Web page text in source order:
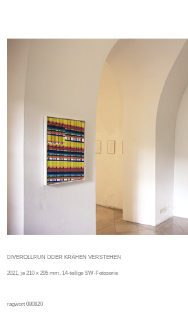
DIVEROLLRUN ODER KRÄHEN VERSTEHEN
2021, je 210 x 295 mm, 14-teilige SW-Fotoserie
ragwort 080820